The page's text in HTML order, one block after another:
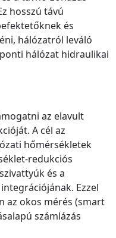
hosszú távú
és
hálózatról leváló
hálózat hidraulikai
az elavult
A cél az
hőmérsékletek
redukciós
és a
Ezzel
az okos mérés (smart
számlázás